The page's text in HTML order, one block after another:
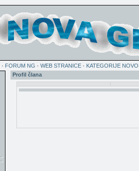
· FORUM NG · WEB STRANICE · KATEGORIJE
Profil člana